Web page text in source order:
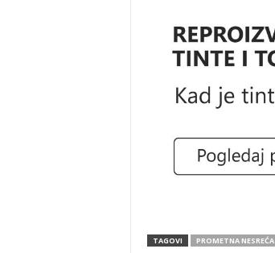
TAGOVI PROMETNA NESREĆA